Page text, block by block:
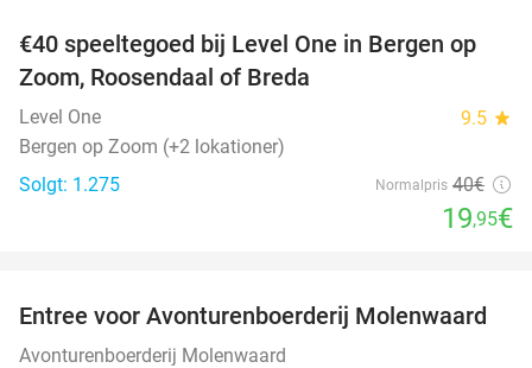
50%
€40 speeltegoed bij Level One in Bergen op
Zoom, Roosendaal of Breda
Level One 9.5 star
Bergen op Zoom (+2 lokationer)
Solgt: 1.275
Normalpris 40€
19,95€
27%
Entree voor Avonturenboerderij Molenwaard
Avonturenboerderij Molenwaard